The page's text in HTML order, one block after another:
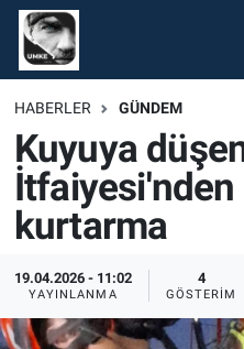
HABERLER GÜNDEM
Kuyuya
kurtarma
19.04.2026 - 11:02
YAYINLANMA
4
GÖSTERIM
Gündem
Ekonomi
Spor
Tüm Haberler
Nöbetçi Eczaneler
Hava Durumu
Namaz Vakitleri
Süper Lig Puan